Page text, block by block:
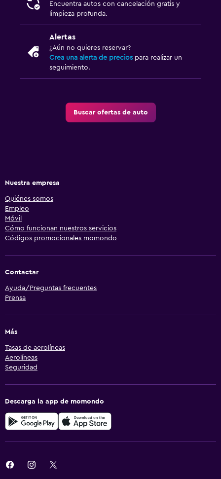
Encuentra autos con cancelación gratis y
limpieza profunda.
Alertas
¿Aún no quieres reservar?
Crea una alerta de precios para realizar un
seguimiento.
Buscar ofertas de auto
Nuestra empresa
Quiénes somos
Empleo
Móvil
Cómo funcionan nuestros servicios
Códigos promocionales momondo
Contactar
Ayuda/Preguntas frecuentes
Prensa
Más
Tasas de aerolíneas
Aerolíneas
Seguridad
Descarga la app de momondo